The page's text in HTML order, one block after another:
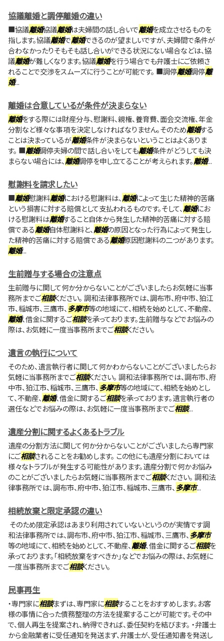
協議離婚と調停離婚の違い
■協議離婚協議離婚は夫婦間の話し合いで離婚を成立させるものを
指します。協議離婚で離婚できるのが望ましいですが、夫婦間で条件が
合わなかったりそもそも話し合いができる状況にない場合などは、協
議離婚が難しくなります。協議離婚を行う場合でも弁護士にご依頼さ
れることで交渉をスムーズに行うことが可能です。 ■調停離婚調停離
婚...
離婚は合意しているが条件が決まらない
離婚をする際には財産分与、慰謝料、親権、養育費、面会交流権、年金
分割など様々な事項を決定しなければなりません。そのため離婚する
ことは決まっているが離婚条件が決まらないということはよくありま
す。 ■離婚調停夫婦の間で話し合いをしても離婚条件がどうしても決
まらない場合には、離婚調停を申し立てることが考えられます。離婚...
慰謝料を請求したい
■離婚慰謝料離婚における慰謝料は、離婚によって生じた精神的苦痛
という損害に対する賠償として支払われるものです。そして、離婚にお
ける慰謝料は離婚すること自体から発生した精神的苦痛に対する賠
償である離婚自体慰謝料と、離婚の原因となった行為によって発生し
た精神的苦痛に対する賠償である離婚原因慰謝料の二つがあります。
離婚...
生前贈与する場合の注意点
生前贈与に関して何か分からないことがございましたらお気軽に当事
務所までご相談ください。 調和法律事務所では、調布市、府中市、狛江
市、稲城市、三鷹市、 多摩市等の地域にて、相続を始めとして、不動産、
離婚、借金に関するご相談を承っております。生前贈与などでお悩みの
際は、お気軽に一度当事務所までご相談ください。
遺言の執行について
そのため、遺言執行者に関して何かわからないことがございましたらお
気軽に当事務所までご相談ください。 調和法律事務所では、調布市、府
中市、狛江市、稲城市、三鷹市、 多摩市等の地域にて、相続を始めとし
て、不動産、離婚、借金に関するご相談を承っております。遺言執行者の
選任などでお悩みの際は、お気軽に一度当事務所までご相談...
遺産分割に関するよくあるトラブル
遺産の分割方法に関して何か分からないことがございましたら専門家
にご相談されることをお勧めします。 この他にも遺産分割においては
様々なトラブルが発生する可能性があります。遺産分割で何かお悩み
のことがございましたらお気軽に当事務所までご相談ください。 調和法
律事務所では、調布市、府中市、狛江市、稲城市、三鷹市、 多摩市...
相続放棄と限定承認の違い
そのため限定承認はあまり利用されていないというのが実情です調
和法律事務所では、調布市、府中市、狛江市、稲城市、三鷹市、 多摩市
等の地域にて、相続を始めとして、不動産、離婚、借金に関するご相談を
承っております。「相続放棄をすべきか」などでお悩みの際は、お気軽に
一度当事務所までご相談ください。
民事再生
・専門家に相談まずは、専門家に相談することをおすすめします。お客
様の事情に合った債務整理の方法を提案することが可能です。その中
で、個人再生を提案され、納得できれば、委任契約を結びます。 ・弁護士
から金融業者に受任通知を発送まず、弁護士が、受任通知書を発送し